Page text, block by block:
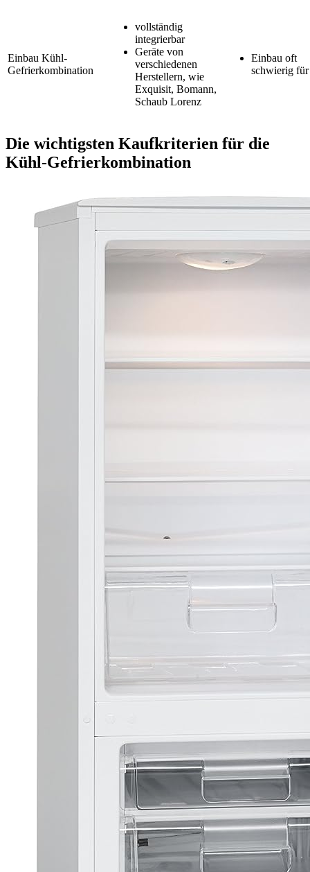
Einbau Kühl-
Gefrierkombination
vollständig
integrierbar
Geräte von
verschiedenen
Herstellern, wie
Exquisit, Bomann,
Schaub Lorenz
Einbau oft
schwierig
Die wichtigsten Kaufkriterien für die
Kühl-Gefrierkombination